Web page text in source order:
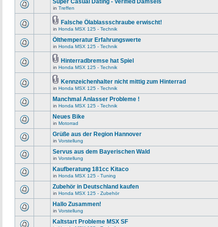
Super Сasual Dating - Verified Damsels
in Treffen
Falsche Ölablassschraube erwischt!
in Honda MSX 125 - Technik
Ölthemperatur Erfahrungswerte
in Honda MSX 125 - Technik
Hinterradbremse hat Spiel
in Honda MSX 125 - Technik
Kennzeichenhalter nicht mittig zum Hinterrad
in Honda MSX 125 - Technik
Manchmal Anlasser Probleme !
in Honda MSX 125 - Technik
Neues Bike
in Motorrad
Grüße aus der Region Hannover
in Vorstellung
Servus aus dem Bayerischen Wald
in Vorstellung
Kaufberatung 181cc Kitaco
in Honda MSX 125 - Tuning
Zubehör in Deutschland kaufen
in Honda MSX 125 - Zubehör
Hallo Zusammen!
in Vorstellung
Kaltstart Probleme MSX SF